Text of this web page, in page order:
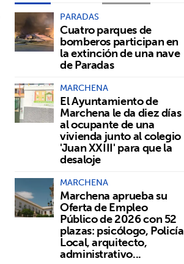
PARADAS
Cuatro parques de
bomberos participan en
la extinción de una nave
de Paradas
MARCHENA
El Ayuntamiento de
Marchena le da diez días
al ocupante de una
vivienda junto al colegio
'Juan XXIII' para que la
desaloje
MARCHENA
Marchena aprueba su
Oferta de Empleo
Público de 2026 con 52
plazas: psicólogo, Policía
Local, arquitecto,
administrativo...